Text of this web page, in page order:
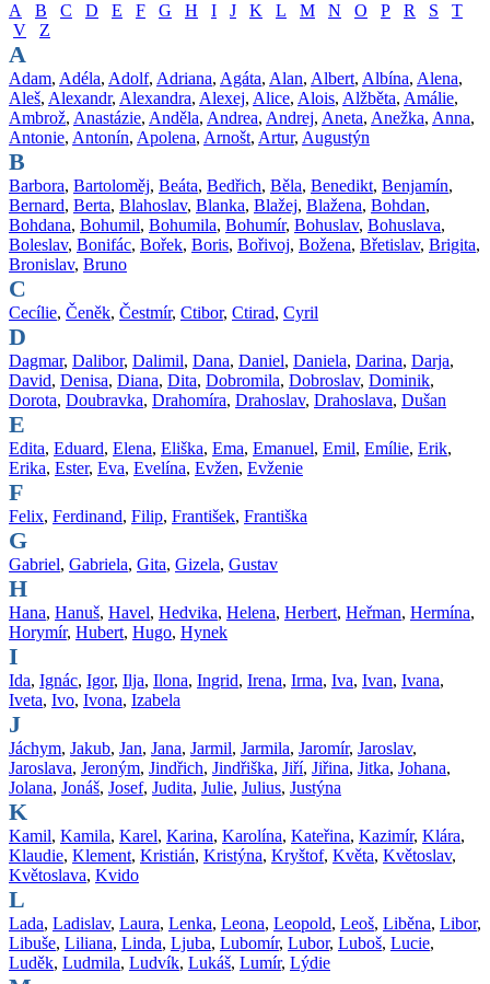
A B C D E F G H I J K L M N O P R S
T
V
Z
A
Adam, Adéla, Adolf, Adriana, Agáta, Alan, Albert, Albína, Alena,
Aleš, Alexandr, Alexandra, Alexej, Alice, Alois, Alžběta, Amálie,
Ambrož, Anastázie, Anděla, Andrea, Andrej, Aneta, Anežka, Anna,
Antonie, Antonín, Apolena, Arnošt, Artur, Augustýn
B
Barbora, Bartoloměj, Beáta, Bedřich, Běla, Benedikt, Benjamín,
Bernard, Berta, Blahoslav, Blanka, Blažej, Blažena, Bohdan,
Bohdana, Bohumil, Bohumila, Bohumír, Bohuslav, Bohuslava,
Boleslav, Bonifác, Bořek, Boris, Bořivoj, Božena, Břetislav, Brigita,
Bronislav, Bruno
C
Cecílie, Čeněk, Čestmír, Ctibor, Ctirad, Cyril
D
Dagmar, Dalibor, Dalimil, Dana, Daniel, Daniela, Darina, Darja,
David, Denisa, Diana, Dita, Dobromila, Dobroslav, Dominik,
Dorota, Doubravka, Drahomíra, Drahoslav, Drahoslava, Dušan
E
Edita, Eduard, Elena, Eliška, Ema, Emanuel, Emil, Emílie, Erik,
Erika, Ester, Eva, Evelína, Evžen, Evženie
F
Felix, Ferdinand, Filip, František, Františka
G
Gabriel, Gabriela, Gita, Gizela, Gustav
H
Hana, Hanuš, Havel, Hedvika, Helena, Herbert, Heřman, Hermína,
Horymír, Hubert, Hugo, Hynek
I
Ida, Ignác, Igor, Ilja, Ilona, Ingrid, Irena, Irma, Iva, Ivan, Ivana,
Iveta, Ivo, Ivona, Izabela
J
Jáchym, Jakub, Jan, Jana, Jarmil, Jarmila, Jaromír, Jaroslav,
Jaroslava, Jeroným, Jindřich, Jindřiška, Jiří, Jiřina, Jitka, Johana,
Jolana, Jonáš, Josef, Judita, Julie, Julius, Justýna
K
Kamil, Kamila, Karel, Karina, Karolína, Kateřina, Kazimír, Klára,
Klaudie, Klement, Kristián, Kristýna, Kryštof, Květa, Květoslav,
Květoslava, Kvido
L
Lada, Ladislav, Laura, Lenka, Leona, Leopold, Leoš, Liběna, Libor,
Libuše, Liliana, Linda, Ljuba, Lubomír, Lubor, Luboš, Lucie,
Luděk, Ludmila, Ludvík, Lukáš, Lumír, Lýdie